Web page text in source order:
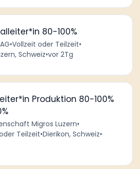
80-100%
•Vollzeit oder Teilzeit•
Schweiz•vor 2Tg
Produktion 80-100%
Migros Luzern•
Teilzeit•Dierikon, Schweiz•